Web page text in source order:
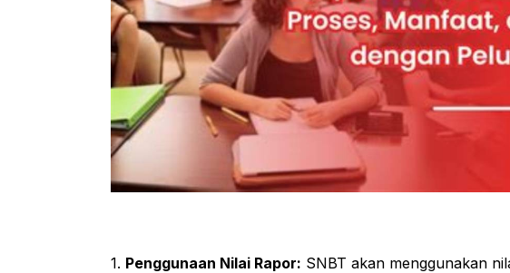
1. Penggunaan Nilai Rapor: SNBT akan menggunakan